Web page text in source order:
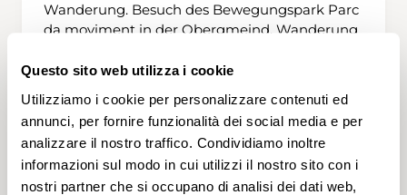
Questo sito web utilizza i cookie
Utilizziamo i cookie per personalizzare contenuti ed
annunci, per fornire funzionalità dei social media e per
analizzare il nostro traffico. Condividiamo inoltre
informazioni sul modo in cui utilizzi il nostro sito con i
nostri partner che si occupano di analisi dei dati web,
Wanderung. Besuch des Bewegungspark Parc
da moviment in der Obergmeind. Wanderung
ZIEL
Bushaltestelle Glaspass